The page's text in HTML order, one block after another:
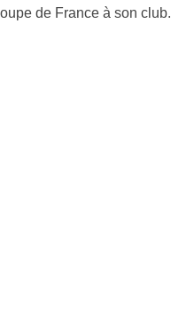
de France à son club.